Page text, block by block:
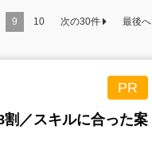
9 10 次の30件 最後へ
PR
／スキルに合った案